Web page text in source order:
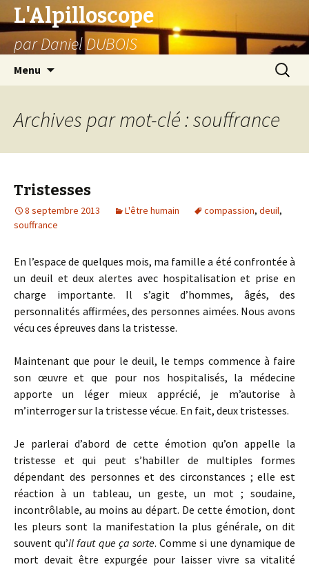
L'Alpilloscope
par Daniel DUBOIS
Menu
Archives par mot-clé : souffrance
Tristesses
8 septembre 2013 L'être humain compassion, deuil,
souffrance
En l’espace de quelques mois, ma famille a été confrontée à
un deuil et deux alertes avec hospitalisation et prise en
charge importante. Il s’agit d’hommes, âgés, des
personnalités affirmées, des personnes aimées. Nous avons
vécu ces épreuves dans la tristesse.
Maintenant que pour le deuil, le temps commence à faire
son œuvre et que pour nos hospitalisés, la médecine
apporte un léger mieux apprécié, je m’autorise à
m’interroger sur la tristesse vécue. En fait, deux tristesses.
Je parlerai d’abord de cette émotion qu’on appelle la
tristesse et qui peut s’habiller de multiples formes
dépendant des personnes et des circonstances ; elle est
réaction à un tableau, un geste, un mot ; soudaine,
incontrôlable, au moins au départ. De cette émotion, dont
les pleurs sont la manifestation la plus générale, on dit
souvent qu’il faut que ça sorte. Comme si une dynamique de
mort devait être expurgée pour laisser vivre sa vitalité